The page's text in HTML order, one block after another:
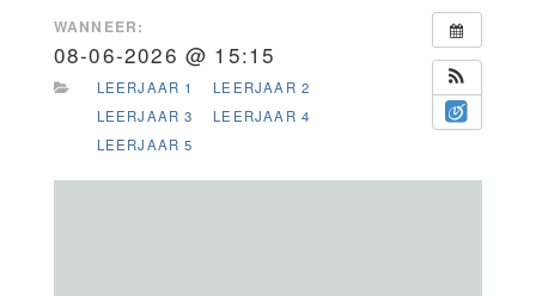
WANNEER:
08-06-2026 @ 15:15
LEERJAAR 1
LEERJAAR 2
LEERJAAR 3
LEERJAAR 4
LEERJAAR 5